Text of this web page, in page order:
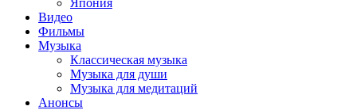
Видео
Фильмы
Музыка
Классическая музыка
Музыка для души
Музыка для медитаций
Анонсы